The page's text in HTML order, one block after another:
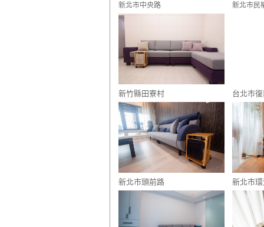
新北市中央路 新北市民
新竹縣田寮村 台北市
新北市頭前路 新北市